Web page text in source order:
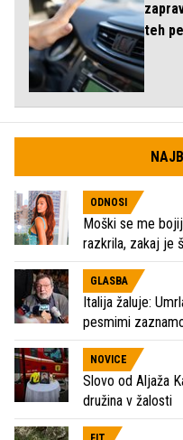
teh
ODNOSI
Moški se me
razkrila, zakaj je
GLASBA
Italija žaluje:
pesmimi
NOVICE
Slovo od Aljaža
družina v žalosti